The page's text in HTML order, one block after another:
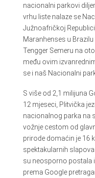
nacionalni parkovi
vrhu liste nalaze se
Južnoafričkoj
Maranhenses u
Tengger Semeru na
među ovim
se i naš Nacionalni
S više od 2,1 milijuna
12 mjeseci, Plitvička
nacionalnog parka na
vožnje cestom od
prirode domaćin je 16
spektakularnih
su neosporno postala
prema Google